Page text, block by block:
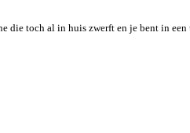
die toch al in huis zwerft en je bent in